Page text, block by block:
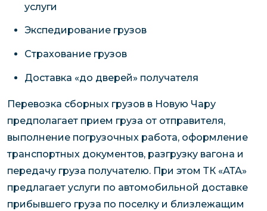
услуги
Экспедирование грузов
Страхование грузов
Доставка «до дверей» получателя
Перевозка сборных грузов в Новую Чару
предполагает прием груза от отправителя,
выполнение погрузочных работа, оформление
транспортных документов, разгрузку вагона и
передачу груза получателю. При этом ТК «АТА»
предлагает услуги по автомобильной доставке
прибывшего груза по поселку и близлежащим